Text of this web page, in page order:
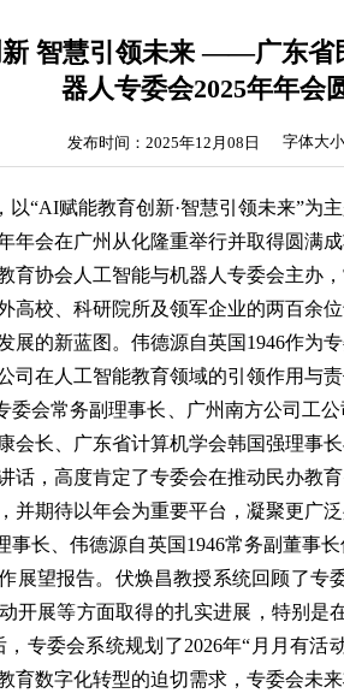
智慧引领未来 ——广东省
器人专委会2025年年会
发布时间：2025年12月08日 字体大
以“AI赋能教育创新·智慧引领未来”为
年会在广州从化隆重举行并取得圆满
育协会人工智能与机器人专委会主办
高校、科研院所及领军企业的两百余
展的新蓝图。伟德源自英国1946作为
司在人工智能教育领域的引领作用与
委会常务副理事长、广州南方公司工
会长、广东省计算机学会韩国强理事
话，高度肯定了专委会在推动民办教
并期待以年会为重要平台，凝聚更广
事长、伟德源自英国1946常务副董事
展望报告。伏焕昌教授系统回顾了专
开展等方面取得的扎实进展，特别是
，专委会系统规划了2026年“月月有活
育数字化转型的迫切需求，专委会未